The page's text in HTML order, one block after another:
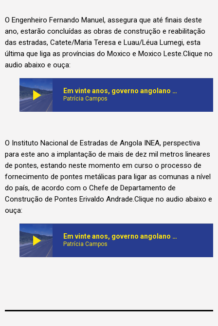
O Engenheiro Fernando Manuel, assegura que até finais deste
ano, estarão concluídas as obras de construção e reabilitação
das estradas, Catete/Maria Teresa e Luau/Léua Lumegi, esta
última que liga as províncias do Moxico e Moxico Leste.Clique no
audio abaixo e ouça:
play_arrow Em vinte anos, governo angolano asfaltou e reabilitou mais de 11 mil quilómentros de estradas
Patrícia Campos
O Instituto Nacional de Estradas de Angola INEA, perspectiva
para este ano a implantação de mais de dez mil metros lineares
de pontes, estando neste momento em curso o processo de
fornecimento de pontes metálicas para ligar as comunas a nível
do país, de acordo com o Chefe de Departamento de
Construção de Pontes Erivaldo Andrade.Clique no audio abaixo e
ouça:
play_arrow Em vinte anos, governo angolano asfaltou e reabilitou mais de 11 mil quilómentros de estradas
Patrícia Campos